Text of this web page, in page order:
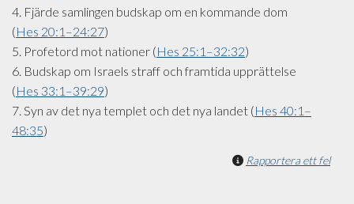
4. Fjärde samlingen budskap om en kommande dom
(Hes 20:1–24:27)
5. Profetord mot nationer (Hes 25:1–32:32)
6. Budskap om Israels straff och framtida upprättelse
(Hes 33:1–39:29)
7. Syn av det nya templet och det nya landet (Hes 40:1–
48:35)
Rapportera ett fel